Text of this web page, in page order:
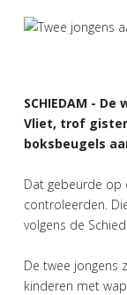
SCHIEDAM -
Vliet, trof
boksbeugels
Dat gebeurde op
controleerden.
volgens de
De twee jongens
kinderen met